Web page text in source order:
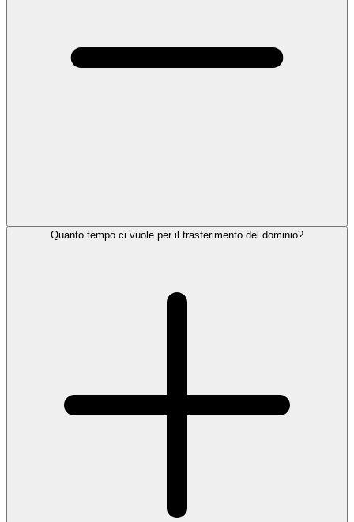
Quanto tempo ci vuole per il trasferimento del dominio?